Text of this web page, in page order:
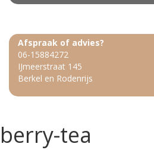
Afspraak of advies?
06-15884272
IJmeerstraat 145
Berkel en Rodenrijs
berry-tea